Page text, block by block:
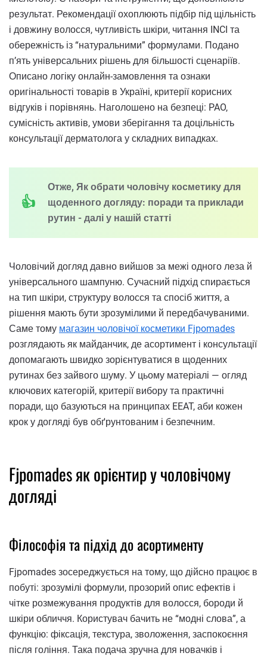
результат. Рекомендації охоплюють підбір під щільність
і довжину волосся, чутливість шкіри, читання INCI та
обережність із “натуральними” формулами. Подано
п’ять універсальних рішень для більшості сценаріїв.
Описано логіку онлайн-замовлення та ознаки
оригінальності товарів в Україні, критерії корисних
відгуків і порівнянь. Наголошено на безпеці: PAO,
сумісність активів, умови зберігання та доцільність
консультації дерматолога у складних випадках.
Отже, Як обрати чоловічу косметику для
щоденного догляду: поради та приклади
рутин - далі у нашій статті
Чоловічий догляд давно вийшов за межі одного леза й
універсального шампуню. Сучасний підхід спирається
на тип шкіри, структуру волосся та спосіб життя, а
рішення мають бути зрозумілими й передбачуваними.
Саме тому магазин чоловічої косметики Fjpomades
розглядають як майданчик, де асортимент і консультації
допомагають швидко зорієнтуватися в щоденних
рутинах без зайвого шуму. У цьому матеріалі — огляд
ключових категорій, критерії вибору та практичні
поради, що базуються на принципах EEAT, аби кожен
крок у догляді був обґрунтованим і безпечним.
Fjpomades як орієнтир у чоловічому
догляді
Філософія та підхід до асортименту
Fjpomades зосереджується на тому, що дійсно працює в
побуті: зрозумілі формули, прозорий опис ефектів і
чітке розмежування продуктів для волосся, бороди й
шкіри обличчя. Користувач бачить не “модні слова”, а
функцію: фіксація, текстура, зволоження, заспокоєння
після гоління. Така подача зручна для новачків і